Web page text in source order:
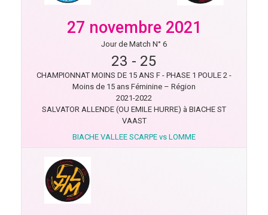
27 novembre 2021
Jour de Match N° 6
23 - 25
CHAMPIONNAT MOINS DE 15 ANS F - PHASE 1 POULE 2 -
Moins de 15 ans Féminine – Région
2021-2022
SALVATOR ALLENDE (OU EMILE HURRE) à BIACHE ST
VAAST
BIACHE VALLEE SCARPE vs LOMME